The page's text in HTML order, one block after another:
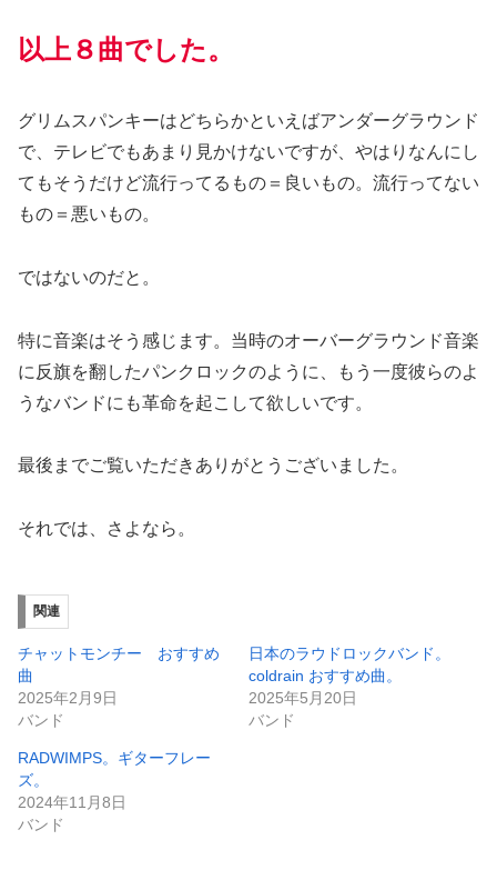
以上８曲でした。
グリムスパンキーはどちらかといえばアンダーグラウンド
で、テレビでもあまり見かけないですが、やはりなんにし
てもそうだけど流行ってるもの＝良いもの。流行ってない
もの＝悪いもの。
ではないのだと。
特に音楽はそう感じます。当時のオーバーグラウンド音楽
に反旗を翻したパンクロックのように、もう一度彼らのよ
うなバンドにも革命を起こして欲しいです。
最後までご覧いただきありがとうございました。
それでは、さよなら。
関連
チャットモンチー おすすめ
曲
2025年2月9日
バンド
日本のラウドロックバンド。
coldrain おすすめ曲。
2025年5月20日
バンド
RADWIMPS。ギターフレー
ズ。
2024年11月8日
バンド